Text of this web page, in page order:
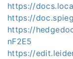
https://
https://
https://
nF2E5
https://